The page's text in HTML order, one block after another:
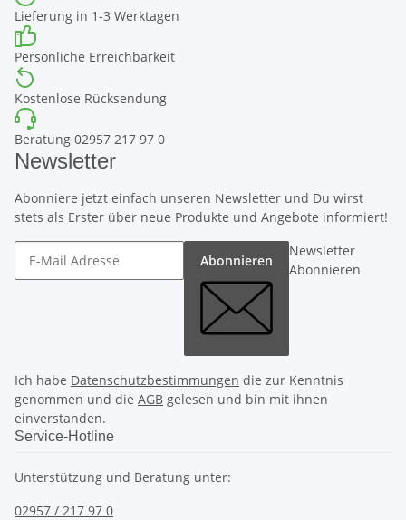
Lieferung in 1-3 Werktagen
Persönliche Erreichbarkeit
Kostenlose Rücksendung
Beratung 02957 217 97 0
Newsletter
Abonniere jetzt einfach unseren Newsletter und Du wirst
stets als Erster über neue Produkte und Angebote informiert!
Abonnieren
Newsletter
Abonnieren
Ich habe Datenschutzbestimmungen die zur Kenntnis
genommen und die AGB gelesen und bin mit ihnen
einverstanden.
Service-Hotline
Unterstützung und Beratung unter:
02957 / 217 97 0